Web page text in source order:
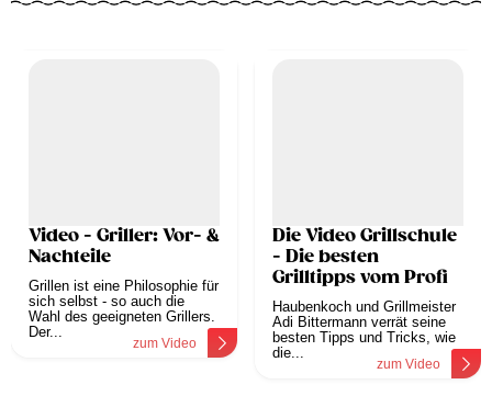
Video - Griller: Vor- &
Nachteile
Grillen ist eine Philosophie für
sich selbst - so auch die
Wahl des geeigneten Grillers.
Der...
zum Video
Die Video Grillschule
- Die besten
Grilltipps vom Profi
Haubenkoch und Grillmeister
Adi Bittermann verrät seine
besten Tipps und Tricks, wie
die...
zum Video